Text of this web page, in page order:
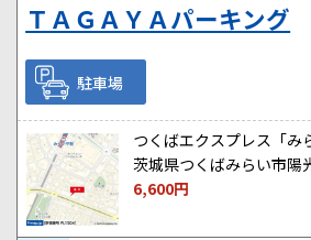
ＴＡＧＡＹＡパーキング
駐車場
つくばエクスプレス「み
茨城県つくばみらい市陽
6,600円